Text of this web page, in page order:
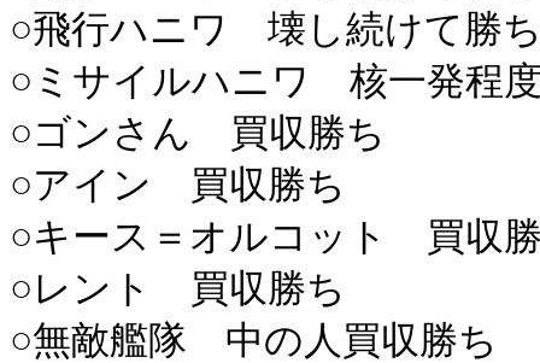
○飛行ハニワ 壊し続けて勝
○ミサイルハニワ 核一発程
○ゴンさん 買収勝ち
○アイン 買収勝ち
○キース＝オルコット 買収
○レント 買収勝ち
○無敵艦隊 中の人買収勝ち